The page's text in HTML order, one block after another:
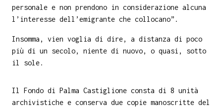
personale e non prendono in considerazione alcuna
l’interesse dell’emigrante che collocano”.
Insomma, vien voglia di dire, a distanza di poco
più di un secolo, niente di nuovo, o quasi, sotto
il sole.
Il Fondo di Palma Castiglione consta di 8 unità
archivistiche e conserva due copie manoscritte del